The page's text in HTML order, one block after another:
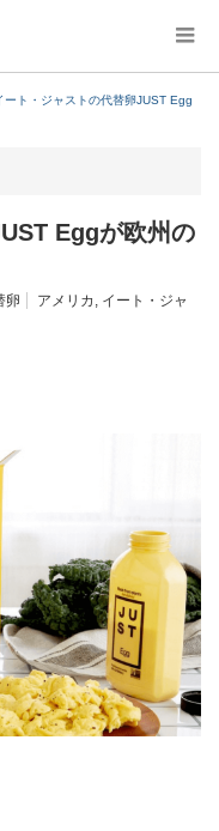
ート・ジャストの代替卵JUST Egg
Eggが欧州の
卵 アメリカ , イート・ジャ